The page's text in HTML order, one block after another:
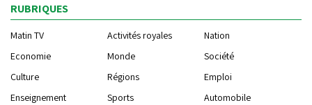
RUBRIQUES
Matin TV Activités royales
Nation
Economie
Monde
Société
Culture
Régions
Emploi
Enseignement
Sports
Automobile